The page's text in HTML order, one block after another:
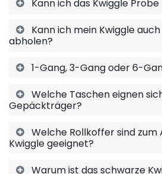
Kann ich das Kwiggle
Kann ich mein Kwiggle
abholen?
1-Gang, 3-Gang oder 6-
Welche Taschen eignen
Gepäckträger?
Welche Rollkoffer sind zum
Kwiggle geeignet?
Warum ist das schwarze